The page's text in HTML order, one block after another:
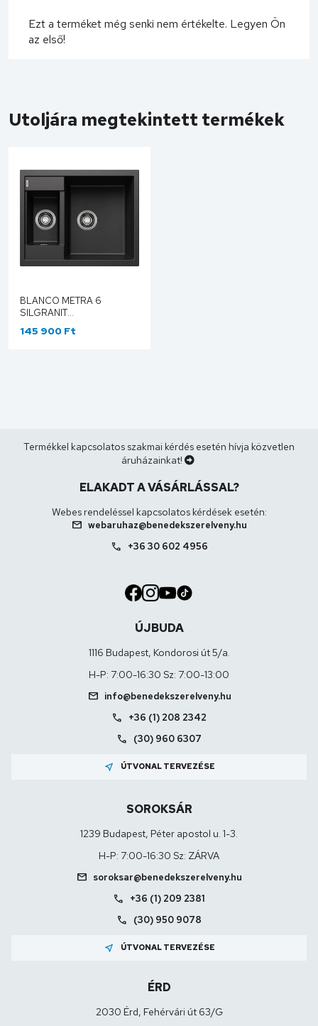
Ezt a terméket még senki nem értékelte. Legyen Ön
az első!
Utoljára megtekintett termékek
BLANCO METRA 6
SILGRANIT
MOSOGATÓTÁLCA
EXCENTER NÉLKÜL,
145 900 Ft
Termékkel kapcsolatos szakmai kérdés esetén hívja közvetlen
áruházainkat!
ELAKADT A VÁSÁRLÁSSAL?
Webes rendeléssel kapcsolatos kérdések esetén:
mail webaruhaz@benedekszerelveny.hu
call +36 30 602 4956
ÚJBUDA
1116 Budapest, Kondorosi út 5/a.
H-P: 7:00-16:30 Sz: 7:00-13:00
mail info@benedekszerelveny.hu
call +36 (1) 208 2342
call (30) 960 6307
near_me ÚTVONAL TERVEZÉSE
SOROKSÁR
1239 Budapest, Péter apostol u. 1-3.
H-P: 7:00-16:30 Sz: ZÁRVA
mail soroksar@benedekszerelveny.hu
call +36 (1) 209 2381
call (30) 950 9078
near_me ÚTVONAL TERVEZÉSE
ÉRD
2030 Érd, Fehérvári út 63/G